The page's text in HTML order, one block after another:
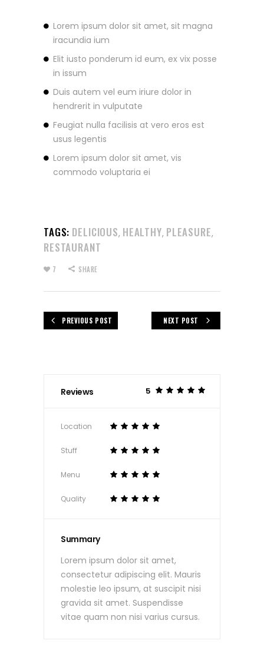
Lorem ipsum dolor sit amet, sit magna
iracundia ium
Elit iusto ponderum id eum, ex vix posse
in issum
Duis autem vel eum iriure dolor in
hendrerit in vulputate
Feugiat nulla facilisis at vero eros est
usus legentis
Lorem ipsum dolor sit amet, vis
commodo voluptaria ei
TAGS: DELICIOUS, HEALTHY, PLEASURE,
RESTAURANT
7 SHARE
PREVIOUS POST NEXT POST
Reviews 5
Location
Stuff
Menu
Quality
Summary
Lorem ipsum dolor sit amet,
consectetur adipiscing elit. Mauris
molestie leo ipsum, at suscipit nisi
gravida sit amet. Suspendisse
vitae quam non nisi varius cursus.